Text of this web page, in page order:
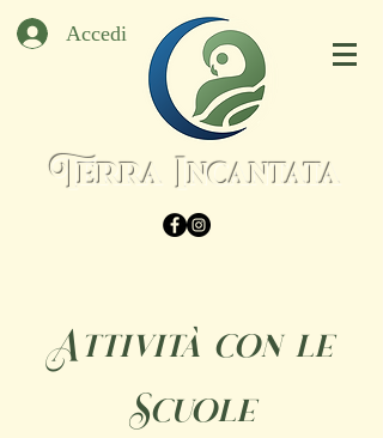
Accedi
Terra Incantata
Attività con le
Scuole